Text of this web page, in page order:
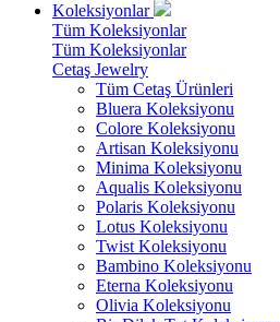
Koleksiyonlar
Tüm Koleksiyonlar
Tüm Koleksiyonlar
Cetaş Jewelry
Tüm Cetaş Ürünleri
Bluera Koleksiyonu
Colore Koleksiyonu
Artisan Koleksiyonu
Minima Koleksiyonu
Aqualis Koleksiyonu
Polaris Koleksiyonu
Lotus Koleksiyonu
Twist Koleksiyonu
Bambino Koleksiyonu
Eterna Koleksiyonu
Olivia Koleksiyonu